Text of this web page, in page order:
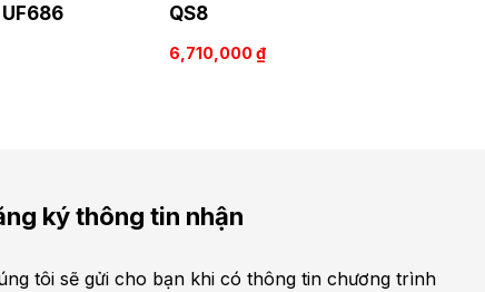
QS8
6,710,000₫
ký thông tin nhận
tôi sẽ gửi cho bạn khi có thông tin chương trình